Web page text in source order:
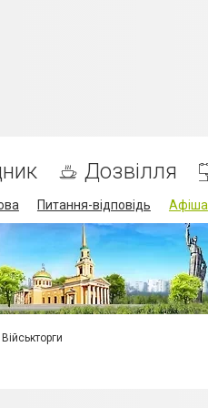
Дозвілля
Питання-відповідь Афіша
Військторги